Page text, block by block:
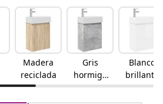
Madera
reciclada
Gris
hormigó
n
Blanco
brillante